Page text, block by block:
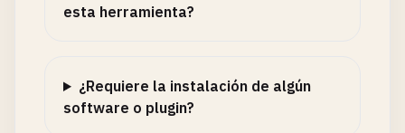
esta herramienta?
¿Requiere la instalación de algún
software o plugin?